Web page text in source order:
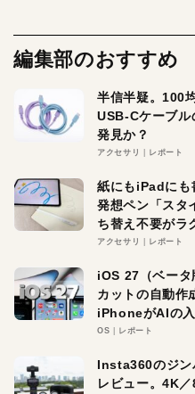
編集部のおすすめ
半信半疑。100
USB-Cケーブル
発見か？
アクセサリ レポート
紙にもiPadにも
発想ペン「スタ
ち替え不要がラ
アクセサリ レポート
iOS 27（ベー
カットの自動作
iPhoneがAIの入
OS レポート
Insta360のジ
レビュー。4K